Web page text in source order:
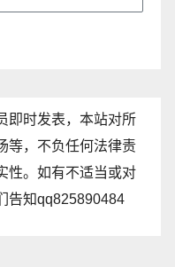
即时发表，本站对所
等，不负任何法律责
性。如有不适当或对
告知qq825890484